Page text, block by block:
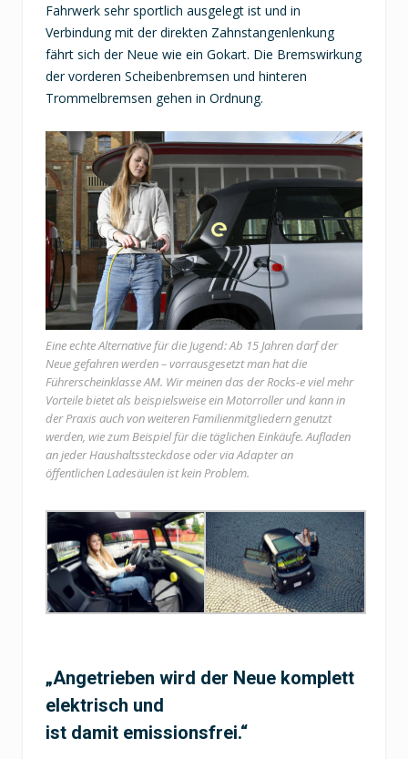
Fahrwerk sehr sportlich ausgelegt ist und in
Verbindung mit der direkten Zahnstangenlenkung
fährt sich der Neue wie ein Gokart. Die Bremswirkung
der vorderen Scheibenbremsen und hinteren
Trommelbremsen gehen in Ordnung.
Eine echte Alternative für die Jugend: Ab 15 Jahren darf der
Neue gefahren werden – vorrausgesetzt man hat die
Führerscheinklasse AM. Wir meinen das der Rocks-e viel mehr
Vorteile bietet als beispielsweise ein Motorroller und kann in
der Praxis auch von weiteren Familienmitgliedern genutzt
werden, wie zum Beispiel für die täglichen Einkäufe. Aufladen
an jeder Haushaltssteckdose oder via Adapter an
öffentlichen Ladesäulen ist kein Problem.
„Angetrieben wird der Neue komplett
elektrisch und
ist damit emissionsfrei.“